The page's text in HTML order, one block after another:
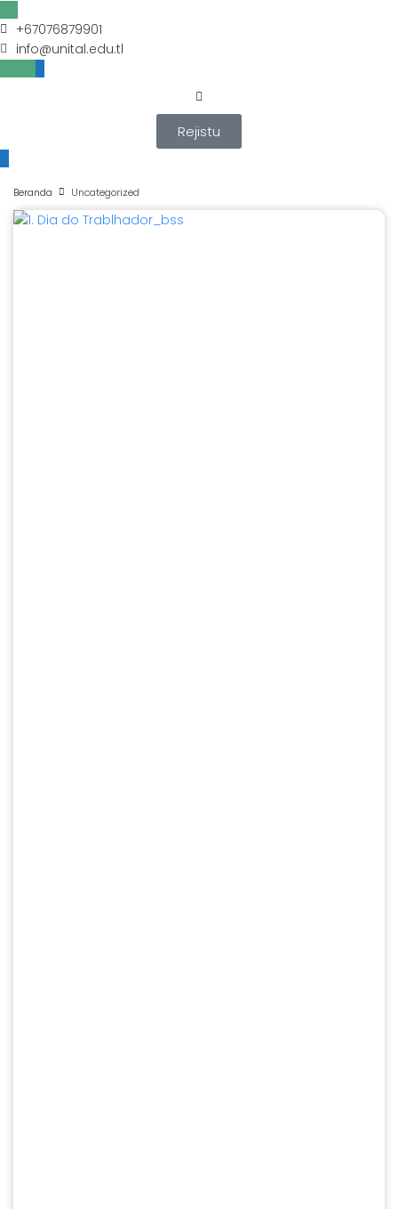
+67076879901
info@unital.edu.tl
Rejistu
Beranda Uncategorized